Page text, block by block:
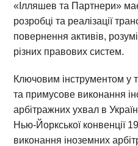
«Ілляшев та Партнери»
розробці та реалізації
повернення активів,
різних правових систем.
Ключовим інструментом у
та примусове виконання
арбітражних ухвал в
Нью-Йоркської конвенції
виконання іноземних